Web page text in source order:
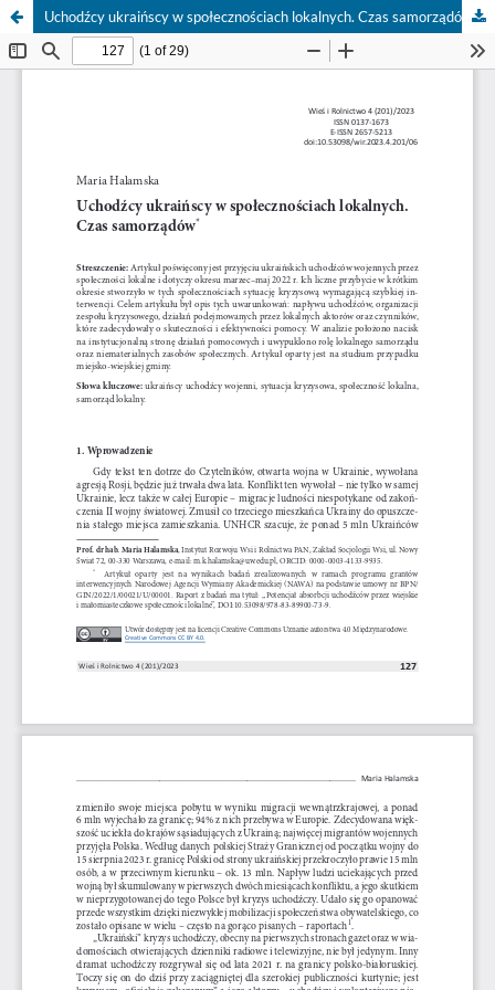
Uchodźcy ukraińscy w społecznościach lokalnych. Czas samorządów